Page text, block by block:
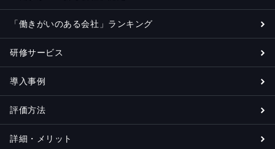
「働きがいのある会社」ランキング
研修サービス
導入事例
評価方法
詳細・メリット